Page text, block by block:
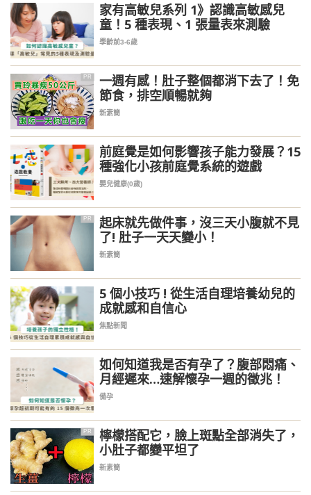
家有高敏兒系列 1》認識高敏感兒
童！5 種表現、1 張量表來測驗
學齡前3-6歲
PR
一週有感！肚子整個都消下去了！免
節食，排空順暢就夠
新素簡
前庭覺是如何影響孩子能力發展？15
種強化小孩前庭覺系統的遊戲
嬰兒健康(0歲)
PR
起床就先做件事，沒三天小腹就不見
了! 肚子一天天變小！
新素簡
5 個小技巧 ! 從生活自理培養幼兒的
成就感和自信心
焦點新聞
如何知道我是否有孕了？腹部悶痛、
月經遲來…速解懷孕一週的徵兆！
備孕
PR
檸檬搭配它，臉上斑點全部消失了，
小肚子都變平坦了
新素簡